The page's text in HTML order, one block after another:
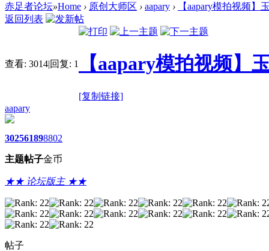
赤足者论坛»Home › 原创大师区 › aapary ›
【aapary模拍视频
返回列表
查看: 3014|回复: 1 【aapary模拍视频】
[复制链接]
aapary
3025
主题
6189
帖子
8802
金币
★★ 论坛版主 ★★
帖子